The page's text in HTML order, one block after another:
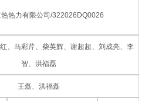
热力有限公司/322026DQ0026
、马彩芹、柴英辉、谢超超、刘成亮、李
智、洪福磊
王磊、洪福磊